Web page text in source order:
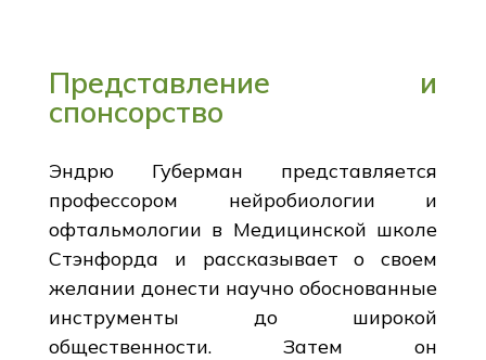
Представление и
спонсорство
Эндрю Губерман представляется
профессором нейробиологии и
офтальмологии в Медицинской школе
Стэнфорда и рассказывает о своем
желании донести научно обоснованные
инструменты до широкой
общественности. Затем он